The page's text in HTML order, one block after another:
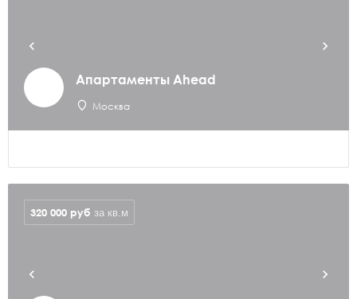
Апартаменты Ahead
Москва
320 000 руб за кв.м